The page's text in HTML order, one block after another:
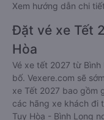
Xem hướng dẫn chi
Đặt vé xe Tết
Hòa
Vé xe tết 2027 từ
bố. Vexere.com sẽ
xe Tết 2027 bao gồm
các hãng xe khách đi
Tuy Hòa - Bình Long